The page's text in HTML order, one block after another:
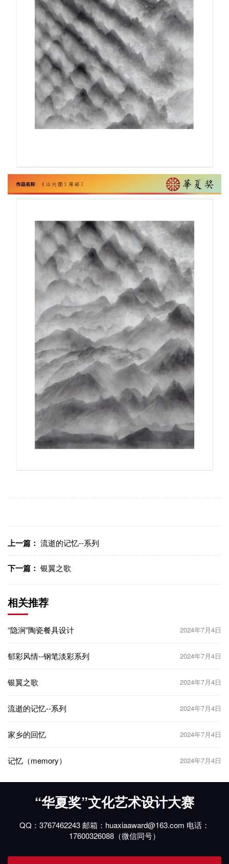
上一篇： 流逝的记忆--系列
下一篇： 银翼之歌
相关推荐
“隐涧”陶瓷餐具设计 2024年7月4日
郁彩风情--钢笔淡彩系列 2024年7月4日
银翼之歌 2024年7月4日
流逝的记忆--系列 2024年7月4日
家乡的回忆 2024年7月4日
记忆（memory） 2024年7月4日
“华夏奖”文化艺术设计大赛
QQ：3767462243 邮箱：huaxiaaward@163.com 电话：
17600326088（微信同号）